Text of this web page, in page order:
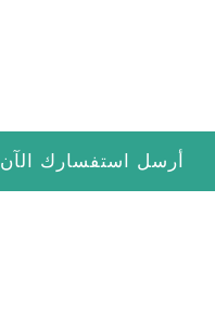
أرسل استفسارك الآن